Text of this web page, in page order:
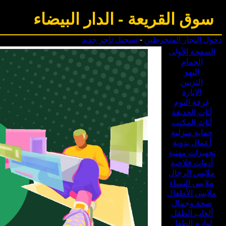
سوق القريعة - الدار البيضاء
دخول التجار المنخرطين - تسجيل تاجر جديد
الصفحة الأولى
الحمام
البهو
التزيين
الإنارة
غرفة النوم
أثات الحديقة
أثاث المكتب
حماية منزلية
أعمال يدوية
تجهيزات مهنية
أدوات فلاحية
ملابس الرجال
ملابس النساء
ملابس الأطفال
صحة وجمال
ألعاب الطفل
لوازم الطفل